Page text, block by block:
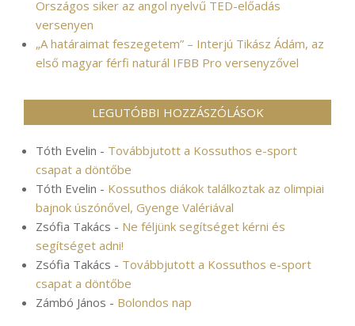
Országos siker az angol nyelvű TED-előadás
versenyen
„A határaimat feszegetem” – Interjú Tikász Ádám, az
első magyar férfi naturál IFBB Pro versenyzővel
LEGUTÓBBI HOZZÁSZÓLÁSOK
Tóth Evelin - Továbbjutott a Kossuthos e-sport
csapat a döntőbe
Tóth Evelin - Kossuthos diákok találkoztak az olimpiai
bajnok úszónővel, Gyenge Valériával
Zsófia Takács - Ne féljünk segítséget kérni és
segítséget adni!
Zsófia Takács - Továbbjutott a Kossuthos e-sport
csapat a döntőbe
Zámbó János - Bolondos nap